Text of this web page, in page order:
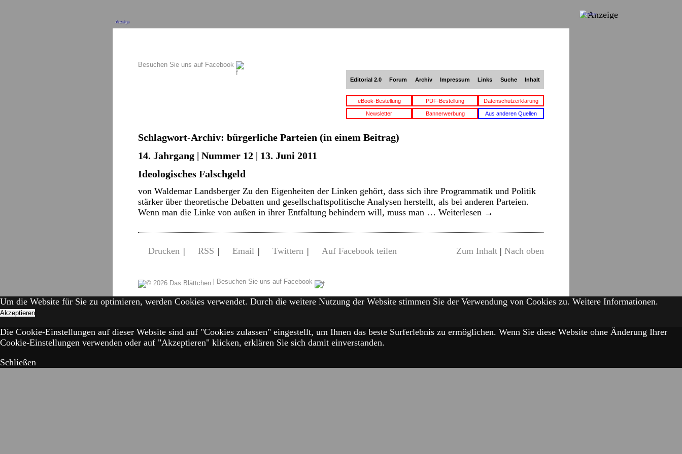
Anzeige
Besuchen Sie uns auf Facebook
Editorial 2.0 Forum Archiv Impressum Links Suche Inhalt
eBook-Bestellung PDF-Bestellung Datenschutzerklärung
Newsletter Bannerwerbung Aus anderen Quellen
Schlagwort-Archiv: bürgerliche Parteien (in einem Beitrag)
14. Jahrgang | Nummer 12 | 13. Juni 2011
Ideologisches Falschgeld
von Waldemar Landsberger Zu den Eigenheiten der Linken gehört, dass sich ihre Programmatik und Politik
stärker über theoretische Debatten und gesellschaftspolitische Analysen herstellt, als bei anderen Parteien.
Wenn man die Linke von außen in ihrer Entfaltung behindern will, muss man … Weiterlesen →
Drucken | RSS | Email | Twittern | Auf Facebook teilen Zum Inhalt | Nach oben
| Besuchen Sie uns auf Facebook
Anzeige
Um die Website für Sie zu optimieren, werden Cookies verwendet. Durch die weitere Nutzung der Website stimmen Sie der Verwendung von Cookies zu. Weitere Informationen.
Akzeptieren
Die Cookie-Einstellungen auf dieser Website sind auf "Cookies zulassen" eingestellt, um Ihnen das beste Surferlebnis zu ermöglichen. Wenn Sie diese Website ohne Änderung Ihrer
Cookie-Einstellungen verwenden oder auf "Akzeptieren" klicken, erklären Sie sich damit einverstanden.
Schließen